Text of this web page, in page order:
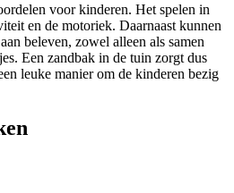
voor kinderen. Het spelen in
en de motoriek. Daarnaast kunnen
beleven, zowel alleen als samen
Een zandbak in de tuin zorgt dus
leuke manier om de kinderen bezig